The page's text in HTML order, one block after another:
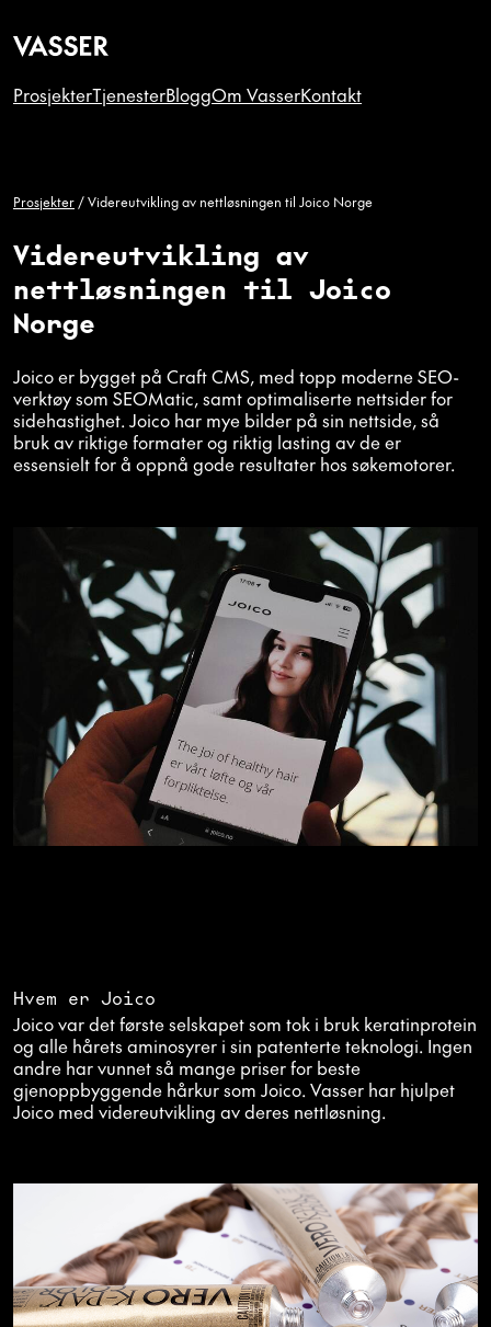
ProsjekterTjenesterBloggOm VasserKontakt
Prosjekter /Videreutvikling av nettløsningen til Joico Norge
Videreutvikling av
nettløsningen til Joico
Norge
Joico er bygget på Craft CMS, med topp moderne SEO-
verktøy som SEOMatic, samt optimaliserte nettsider for
sidehastighet. Joico har mye bilder på sin nettside, så
bruk av riktige formater og riktig lasting av de er
essensielt for å oppnå gode resultater hos søkemotorer.
Hvem er Joico
Joico var det første selskapet som tok i bruk keratinprotein
og alle hårets aminosyrer i sin patenterte teknologi. Ingen
andre har vunnet så mange priser for beste
gjenoppbyggende hårkur som Joico. Vasser har hjulpet
Joico med videreutvikling av deres nettløsning.